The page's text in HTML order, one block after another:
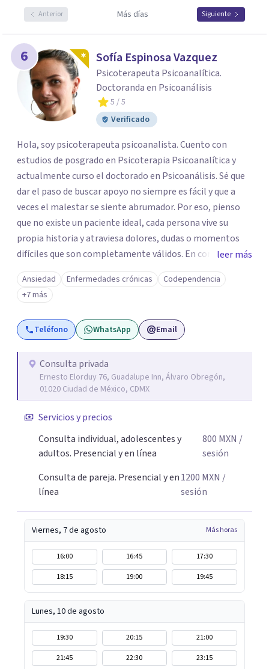
Anterior Más días Siguiente
6 Sofía Espinosa Vazquez
Psicoterapeuta Psicoanalítica.
Doctoranda en Psicoanálisis
5 / 5
Verificado
Hola, soy psicoterapeuta psicoanalista. Cuento con
estudios de posgrado en Psicoterapia Psicoanalítica y
actualmente curso el doctorado en Psicoanálisis. Sé que
dar el paso de buscar apoyo no siempre es fácil y que a
veces el malestar se siente abrumador. Por eso, pienso
que no existe un paciente ideal, cada persona vive su
propia historia y atraviesa dolores, dudas o momentos
difíciles que son completamente válidos. En consulta, mi
intención es ofrecerte un espacio humano y seguro, en el
que sientas la confianza para expresarte y sentir. Nos
daremos el tiempo de ir recorriendo tu historia de vida,
identificando con calma de dónde viene aquello que hoy
pesa haciendo consciente el origen, tus emociones y
para comprender mejor tu mundo interno o cualquier
situación que estés atravesando. Acompañarte en lo que
sientes es el primer paso para darle un nuevo sentido a
amabilidad e ir soltando de a poco las cargas que llevas
día a día. Si buscas un espacio donde sentirte escuchado o
escuchada y reencontrarte contigo y tu tranquilidad, aquí
estoy para acompañarte en tu proceso.
leer más
Ansiedad Enfermedades crónicas
Codependencia
+7 más
Teléfono WhatsApp Email
Consulta privada
Ernesto Elorduy 76, Guadalupe Inn, Álvaro Obregón,
01020 Ciudad de México, CDMX
Servicios y precios
Consulta individual, adolescentes y
adultos. Presencial y en línea
800 MXN /
sesión
Consulta de pareja. Presencial y en
línea
1200 MXN /
sesión
Viernes, 7 de agosto Más horas
16:00 16:45
17:30
18:15
19:00 19:45
Lunes, 10 de agosto
19:30 20:15
21:00
21:45
22:30 23:15